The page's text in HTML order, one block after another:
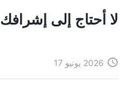
لا أحتاج إلى إشرافك
2026 يونيو 17